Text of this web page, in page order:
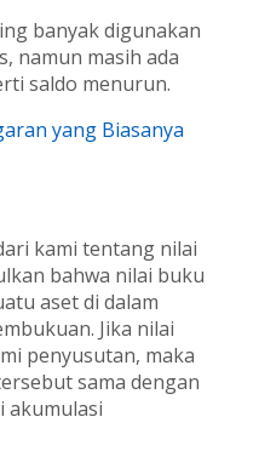
banyak digunakan
namun masih ada
saldo menurun.
yang Biasanya
kami tentang nilai
bahwa nilai buku
aset di dalam
Jika nilai
penyusutan, maka
sama dengan
akumulasi